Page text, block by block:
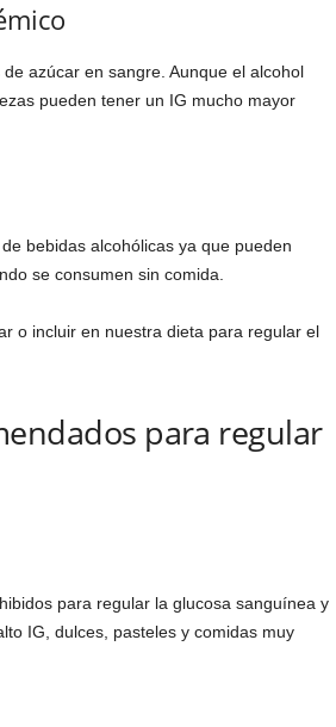
azúcar en sangre. Aunque el alcohol
pueden tener un IG mucho mayor
bebidas alcohólicas ya que pueden
se consumen sin comida.
o incluir en nuestra dieta para regular el
para regular
para regular la glucosa sanguínea y
IG, dulces, pasteles y comidas muy